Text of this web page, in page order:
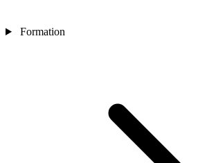
Formation